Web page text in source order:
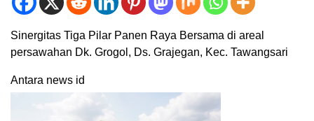
Sinergitas Tiga Pilar Panen Raya Bersama di areal
persawahan Dk. Grogol, Ds. Grajegan, Kec. Tawangsari
Antara news id